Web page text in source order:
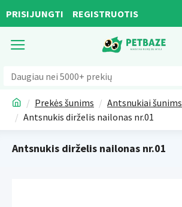
PRISIJUNGTI REGISTRUOTIS
Prekės šunims
Antsnukiai šunims
Antsnukis dirželis nailonas nr.01
Antsnukis dirželis nailonas nr.01